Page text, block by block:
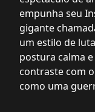
empunha seu
gigante
um estilo de
postura calma
contraste com
como uma